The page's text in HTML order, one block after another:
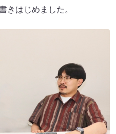
きはじめました。